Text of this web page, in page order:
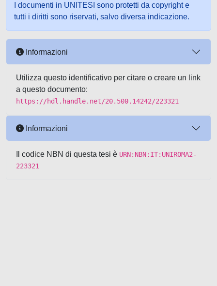
I documenti in UNITESI sono protetti da copyright e
tutti i diritti sono riservati, salvo diversa indicazione.
Informazioni
Utilizza questo identificativo per citare o creare un link
a questo documento:
https://hdl.handle.net/20.500.14242/223321
Informazioni
Il codice NBN di questa tesi è URN:NBN:IT:UNIROMA2-
223321